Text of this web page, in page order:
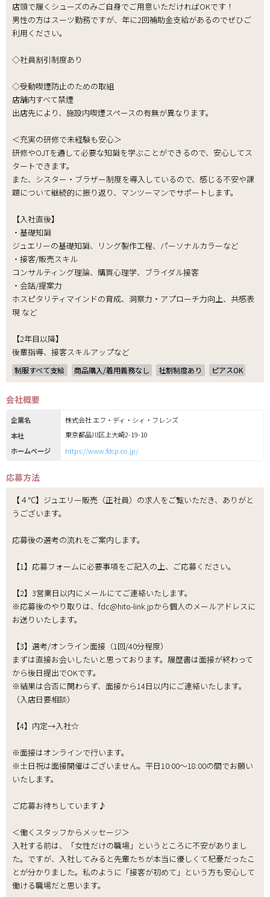
店頭で履くシューズのみご自身でご用意いただければOKです！
男性の方はスーツ勤務ですが、年に2回補助金支給があるのでぜひご
利用ください。
◇社員割引制度あり
◇受動喫煙防止のための取組
店舗内すべて禁煙
出店先により、施設内喫煙スペースの有無が異なります。
＜充実の研修で未経験も安心＞
研修やOJTを通して必要な知識を学ぶことができるので、安心してス
タートできます。
また、シスター・ブラザー制度を導入しているので、感じる不安や課
題について継続的に振り返り、マンツーマンでサポートします。
【入社直後】
・基礎知識
ジュエリーの基礎知識、リング製作工程、パーソナルカラーなど
・接客/販売スキル
コンサルティング理論、購買心理学、ブライダル接客
・会話/提案力
ホスピタリティマインドの育成、洞察力・アプローチ力向上、共感表
現 など
【2年目以降】
後輩指導、接客スキルアップなど
制服すべて支給 商品購入/着用義務なし 社割制度あり ピアスOK
会社概要
企業名
株式会社 エフ・ディ・シィ・フレンズ
本社
東京都品川区上大崎2-19-10
ホームページ
https://www.fdcp.co.jp/
応募方法
【４℃】ジュエリー販売（正社員）の求人をご覧いただき、ありがと
うございます。
応募後の選考の流れをご案内します。
【1】応募フォームに必要事項をご記入の上、ご応募ください。
【2】3営業日以内にメールにてご連絡いたします。
※応募後のやり取りは、fdc@hito-link.jpから個人のメールアドレスに
お送りいたします。
【3】選考/オンライン面接（1回/40分程度）
まずは直接お会いしたいと思っております。履歴書は面接が終わって
から後日提出でOKです。
※結果は合否に関わらず、面接から14日以内にご連絡いたします。
（入店日要相談）
【4】内定→入社☆
※面接はオンラインで行います。
※土日祝は面接開催はございません。平日10:00～18:00の間でお願い
いたします。
ご応募お待ちしています♪
＜働くスタッフからメッセージ＞
入社する前は、「女性だけの職場」というところに不安がありまし
た。ですが、入社してみると先輩たちが本当に優しくて杞憂だったこ
とが分かりました。私のように「接客が初めて」という方も安心して
働ける職場だと思います。